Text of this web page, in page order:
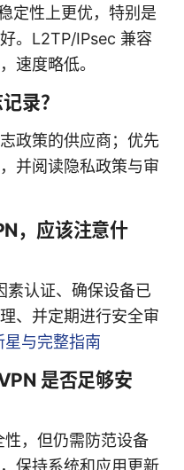
定性上更优，特别是
。L2TP/IPsec 兼容
速度略低。
录？
政策的供应商；优先
并阅读隐私政策与审
，应该注意什
素认证、确保设备已
、并定期进行安全审
与完整指南
是否足够安
，但仍需防范设备
保持系统和应用更新